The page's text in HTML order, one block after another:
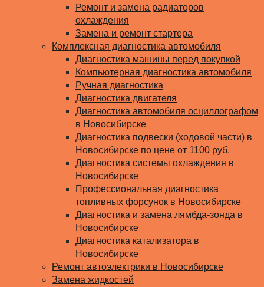
Ремонт и замена радиаторов
охлаждения
Замена и ремонт стартера
Комплексная диагностика автомобиля
Диагностика машины перед покупкой
Компьютерная диагностика автомобиля
Ручная диагностика
Диагностика двигателя
Диагностика автомобиля осциллографом
в Новосибирске
Диагностика подвески (ходовой части) в
Новосибирске по цене от 1100 руб.
Диагностика системы охлаждения в
Новосибирске
Профессиональная диагностика
топливных форсунок в Новосибирске
Диагностика и замена лямбда-зонда в
Новосибирске
Диагностика катализатора в
Новосибирске
Ремонт автоэлектрики в Новосибирске
Замена жидкостей